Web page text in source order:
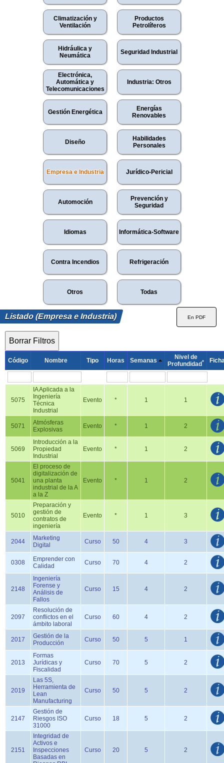
Climatización y
Ventilación
Productos
Petrolíferos
Hidráulica y
Neumática
Seguridad Industrial
Electrónica,
Automática y
Telecomunicaciones
Industria: Otros
Gestión Energética
Energías
Renovables
Diseño
Habilidades
Personales
Empresa e Industria Jurídico-Pericial
Automoción
Prevención y
Seguridad
Idiomas Informática-Software
Contra Incendios Refrigeración
Otros Todas
Listado (Empresa e Industria)
Código Nombre Tipo Horas Semanas
Nivel de
Profundidad*
5075
IA Aplicada a la
Ingeniería
Técnica
Industrial
Evento * 1 1
5071
Atmósferas
Explosivas
Evento * 1 2
5069
Introducción a la
Propiedad
Industrial
Evento * 1 2
5041
El proceso de
digitalización de
una planta
industrial de la A
a la Z
Evento * 1 2
5010
Preparación y
gestión de
contratos de
ingeniería
Evento * 1 3
2044
Marketing
Digital
Curso 50 4 3
0308
Emprender con
Calidad
Curso 70 4 2
2148
Ingeniería
Forense y
Análisis de
Fallos
Curso 15 4 2
2097
Resolución de
conflictos en el
ámbito laboral
Curso 60 4 2
2017
Gestión de la
Producción
Curso 50 5 1
2013
Formas
Jurídicas y
Fiscalidad
Curso 70 5 2
2019
Las 5S,
Herramienta de
Lean
Manufacturing
Curso 50 5 2
2147
Gestión de
Riesgos ISO
31000
Curso 18 5 2
2151
Integridad de
Activos e
Inspecciones
Basadas en
Curso 20 5 2